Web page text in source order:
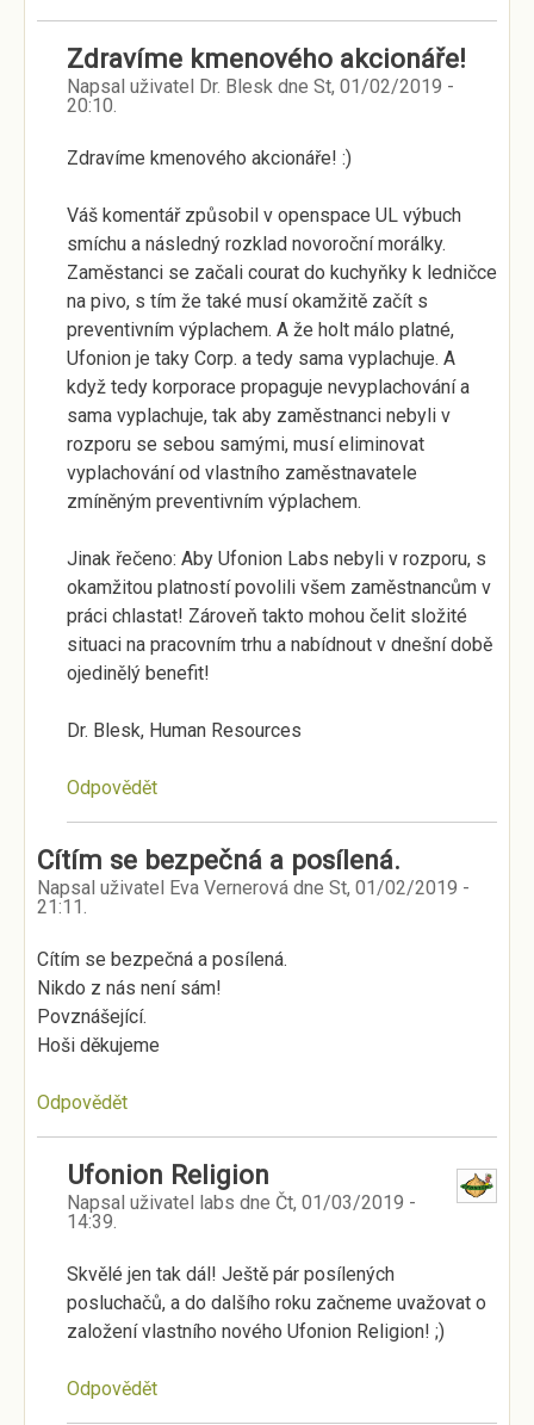
Zdravíme kmenového akcionáře!
Napsal uživatel Dr. Blesk dne St, 01/02/2019 -
20:10.
Zdravíme kmenového akcionáře! :)
Váš komentář způsobil v openspace UL výbuch
smíchu a následný rozklad novoroční morálky.
Zaměstanci se začali courat do kuchyňky k ledničce
na pivo, s tím že také musí okamžitě začít s
preventivním výplachem. A že holt málo platné,
Ufonion je taky Corp. a tedy sama vyplachuje. A
když tedy korporace propaguje nevyplachování a
sama vyplachuje, tak aby zaměstnanci nebyli v
rozporu se sebou samými, musí eliminovat
vyplachování od vlastního zaměstnavatele
zmíněným preventivním výplachem.
Jinak řečeno: Aby Ufonion Labs nebyli v rozporu, s
okamžitou platností povolili všem zaměstnancům v
práci chlastat! Zároveň takto mohou čelit složité
situaci na pracovním trhu a nabídnout v dnešní době
ojedinělý benefit!
Dr. Blesk, Human Resources
Odpovědět
Cítím se bezpečná a posílená.
Napsal uživatel Eva Vernerová dne St, 01/02/2019 -
21:11.
Cítím se bezpečná a posílená.
Nikdo z nás není sám!
Povznášející.
Hoši děkujeme
Odpovědět
Ufonion Religion
Napsal uživatel labs dne Čt, 01/03/2019 -
14:39.
Skvělé jen tak dál! Ještě pár posílených
posluchačů, a do dalšího roku začneme uvažovat o
založení vlastního nového Ufonion Religion! ;)
Odpovědět